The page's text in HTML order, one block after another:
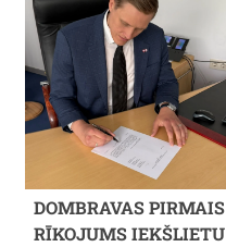
DOMBRAVAS PIRMAIS
RĪKOJUMS IEKŠLIETU